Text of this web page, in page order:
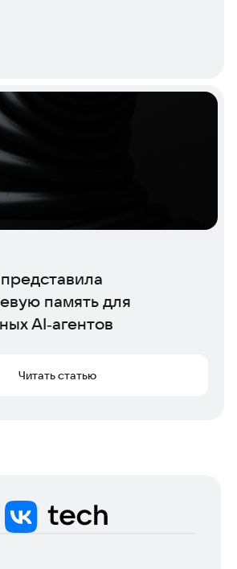
память для
AI‑агентов
Читать статью